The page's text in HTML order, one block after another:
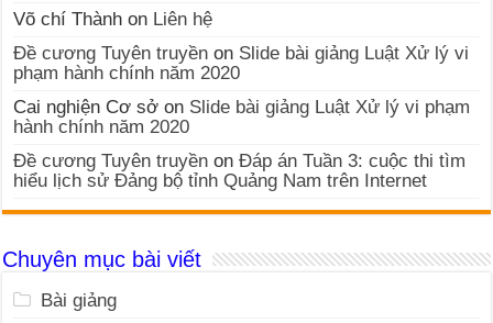
Võ chí Thành on Liên hệ
Đề cương Tuyên truyền on Slide bài giảng Luật Xử lý vi
phạm hành chính năm 2020
Cai nghiện Cơ sở on Slide bài giảng Luật Xử lý vi phạm
hành chính năm 2020
Đề cương Tuyên truyền onĐáp án Tuần 3: cuộc thi tìm
hiểu lịch sử Đảng bộ tỉnh Quảng Nam trên Internet
Chuyên mục bài viết
Bài giảng